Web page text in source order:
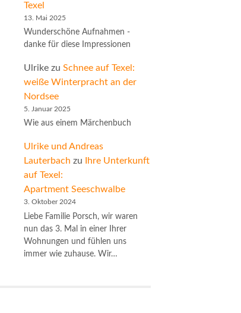
Texel
13. Mai 2025
Wunderschöne Aufnahmen -
danke für diese Impressionen
Ulrike zu Schnee auf Texel:
weiße Winterpracht an der
Nordsee
5. Januar 2025
Wie aus einem Märchenbuch
Ulrike und Andreas
Lauterbach zu
Ihre Unterkunft
auf Texel:
Apartment Seeschwalbe
3. Oktober 2024
Liebe Familie Porsch, wir waren
nun das 3. Mal in einer Ihrer
Wohnungen und fühlen uns
immer wie zuhause. Wir…